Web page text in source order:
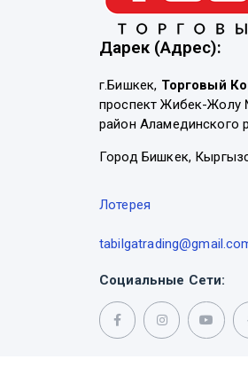
Дарек (Адрес):
г.Бишкек, Торговый
проспект Жибек-Жолу
район Аламединского
Город Бишкек,
Лотерея
Социальные Сети: